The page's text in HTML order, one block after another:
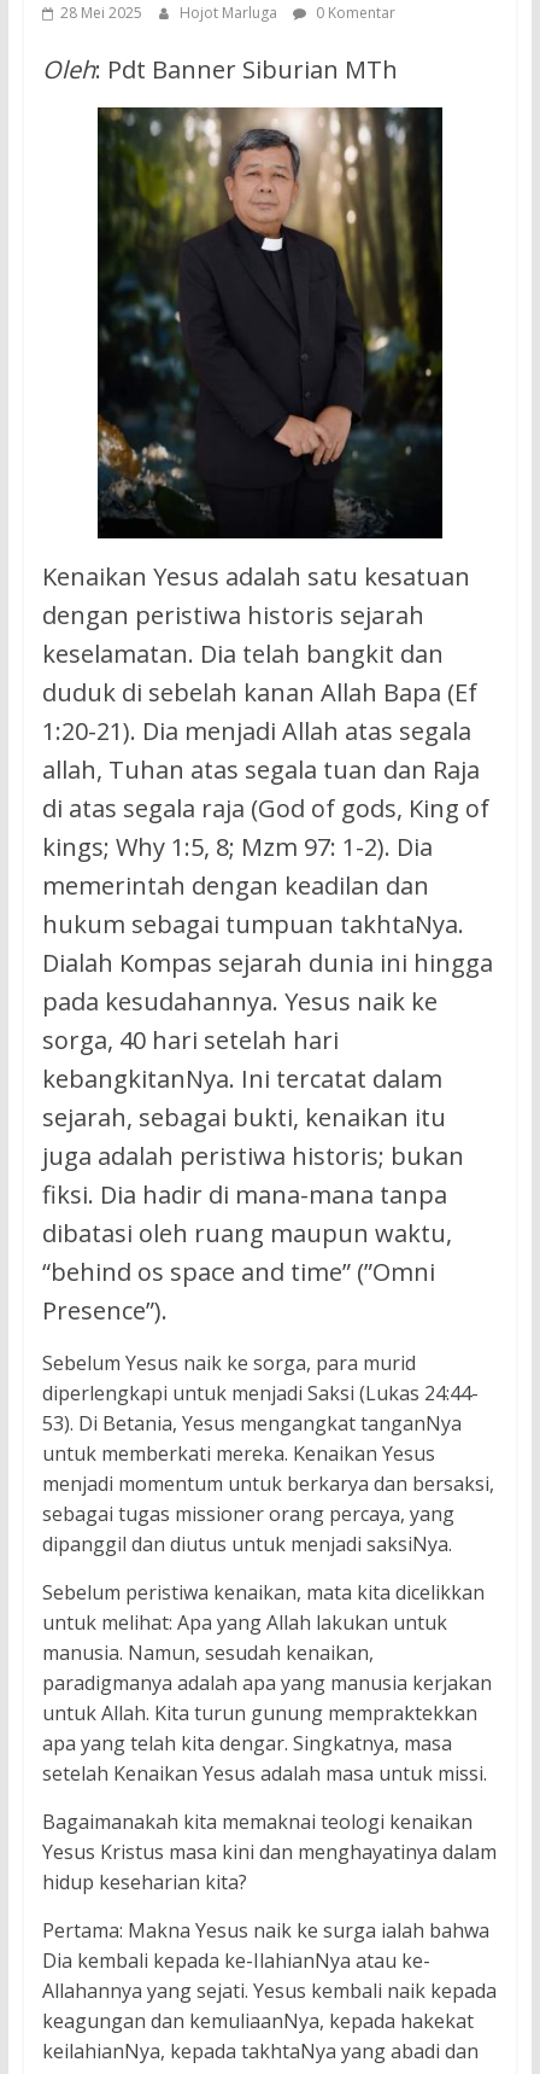
28 Mei 2025 Hojot Marluga 0 Komentar
Oleh: Pdt Banner Siburian MTh
Kenaikan Yesus adalah satu kesatuan
dengan peristiwa historis sejarah
keselamatan. Dia telah bangkit dan
duduk di sebelah kanan Allah Bapa (Ef
1:20-21). Dia menjadi Allah atas segala
allah, Tuhan atas segala tuan dan Raja
di atas segala raja (God of gods, King of
kings; Why 1:5, 8; Mzm 97: 1-2). Dia
memerintah dengan keadilan dan
hukum sebagai tumpuan takhtaNya.
Dialah Kompas sejarah dunia ini hingga
pada kesudahannya. Yesus naik ke
sorga, 40 hari setelah hari
kebangkitanNya. Ini tercatat dalam
sejarah, sebagai bukti, kenaikan itu
juga adalah peristiwa historis; bukan
fiksi. Dia hadir di mana-mana tanpa
dibatasi oleh ruang maupun waktu,
“behind os space and time” (”Omni
Presence”).
Sebelum Yesus naik ke sorga, para murid
diperlengkapi untuk menjadi Saksi (Lukas 24:44-
53). Di Betania, Yesus mengangkat tanganNya
untuk memberkati mereka. Kenaikan Yesus
menjadi momentum untuk berkarya dan bersaksi,
sebagai tugas missioner orang percaya, yang
dipanggil dan diutus untuk menjadi saksiNya.
Sebelum peristiwa kenaikan, mata kita dicelikkan
untuk melihat: Apa yang Allah lakukan untuk
manusia. Namun, sesudah kenaikan,
paradigmanya adalah apa yang manusia kerjakan
untuk Allah. Kita turun gunung mempraktekkan
apa yang telah kita dengar. Singkatnya, masa
setelah Kenaikan Yesus adalah masa untuk missi.
Bagaimanakah kita memaknai teologi kenaikan
Yesus Kristus masa kini dan menghayatinya dalam
hidup keseharian kita?
Pertama: Makna Yesus naik ke surga ialah bahwa
Dia kembali kepada ke-IlahianNya atau ke-
Allahannya yang sejati. Yesus kembali naik kepada
keagungan dan kemuliaanNya, kepada hakekat
keilahianNya, kepada takhtaNya yang abadi dan